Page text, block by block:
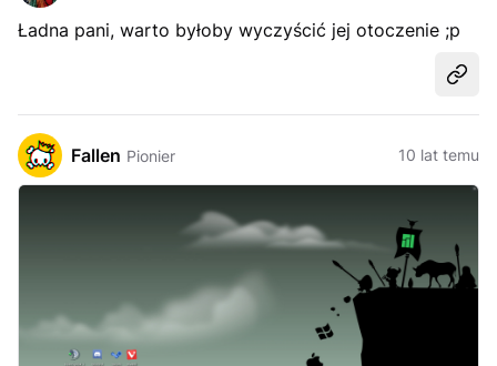
Ładna pani, warto byłoby wyczyścić jej otoczenie ;p
Fallen Pionier 10 lat temu